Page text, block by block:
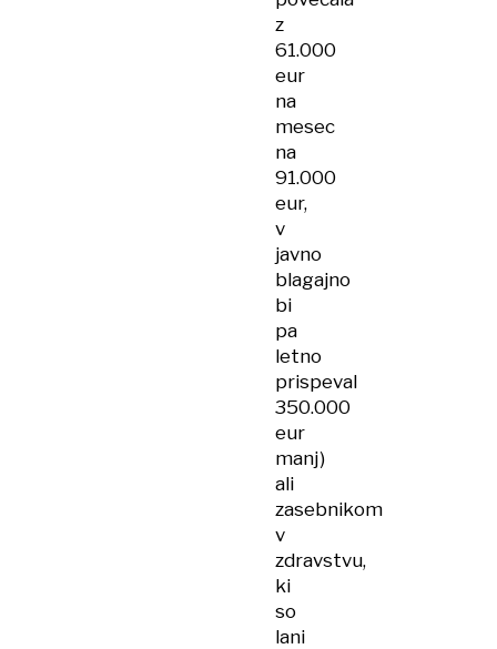
z
61.000
eur
na
mesec
na
91.000
eur,
v
javno
blagajno
bi
pa
letno
prispeval
350.000
eur
manj)
ali
zasebnikom
v
zdravstvu,
ki
so
lani